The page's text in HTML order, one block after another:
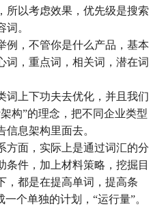
所以考虑效果，优先级是搜索
。
，不管你是什么产品，基本
词，重点词，相关词，潜在词
上下功夫去优化，并且我们
构”的理念，把不同企业类型
息架构里面去。
方面，实际上是通过词汇的分
条件，加上材料策略，挖掘目
，都是在提高单词，提高条
个单独的计划，“运行量”。